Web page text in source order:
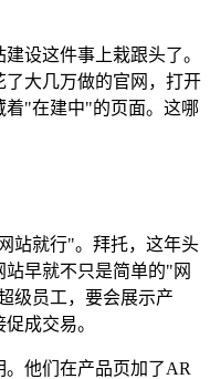
设这件事上栽跟头了。
了大几万做的官网，打开
着"在建中"的页面。这哪
站就行"。拜托，这年头
早就不只是简单的"网
级员工，要会展示产
成交易。
他们在产品页加了AR